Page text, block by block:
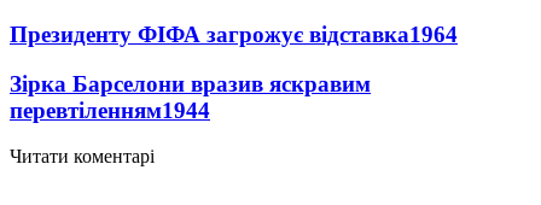
Президенту ФІФА загрожує відставка1964
Зірка Барселони вразив яскравим
перевтіленням1944
Читати коментарі